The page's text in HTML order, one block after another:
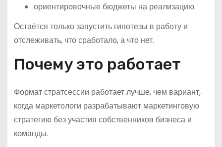
ориентировочные бюджеты на реализацию.
Остаётся только запустить гипотезы в работу и
отслеживать, что сработало, а что нет.
Почему это работает
Формат стратсессии работает лучше, чем вариант,
когда маркетологи разрабатывают маркетинговую
стратегию без участия собственников бизнеса и
команды.